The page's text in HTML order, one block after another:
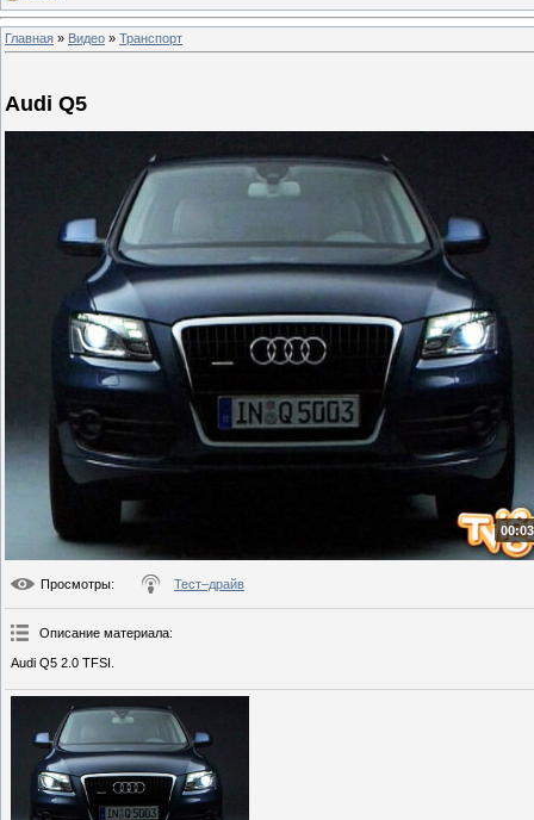
Главная » Видео » Транспорт
Audi Q5
Просмотры: Тест–драйв
Описание материала:
Audi Q5 2.0 TFSI.